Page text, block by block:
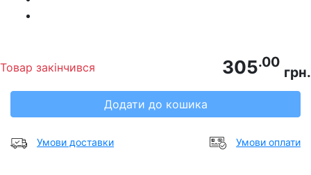
Товар закінчився 305.00
грн.
Додати до кошика
Умови доставки Умови оплати